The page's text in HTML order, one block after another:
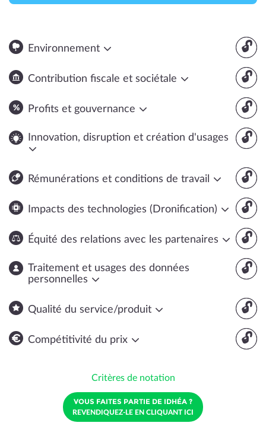
🔓
Environnement
🔓
Contribution fiscale et sociétale
🔓
Profits et gouvernance
🔓
Innovation, disruption et création d'usages
🔓
Rémunérations et conditions de travail
🔓
Impacts des technologies (Dronification)
🔓
Équité des relations avec les partenaires
🔓
Traitement et usages des données
personnelles
🔓
Qualité du service/produit
🔓
Compétitivité du prix
Critères de notation
VOUS FAITES PARTIE DE IDHÉA ?
REVENDIQUEZ-LE EN CLIQUANT ICI